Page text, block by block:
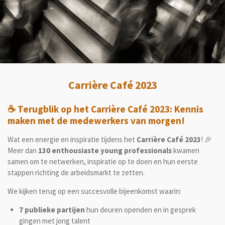
Carrière Café 2023
☕️ Terugblik op het Carrière Café 2023: Kennis
maken met de medewerkers van morgen!
Wat een energie en inspiratie tijdens het Carrière Café 2023! 🎉
Meer dan 130 enthousiaste young professionalskwamen
samen om te netwerken, inspiratie op te doen en hun eerste
stappen richting de arbeidsmarkt te zetten.
We kijken terug op een succesvolle bijeenkomst waarin:
7 publieke partijen hun deuren openden en in gesprek
gingen met jong talent